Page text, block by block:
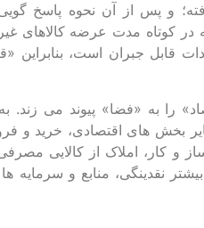
و پس از آن نحوه
در کوتاه مدت عرضه کالاهای
قابل جبران است، بنابراین
را به «فضا» پیوند می ‌زند.
بخش ‌های اقتصادی، خرید و
املاک از کالایی مصرفی،
نقدینگی، منابع و سرمایه